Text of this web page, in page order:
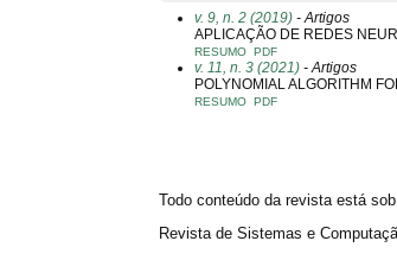
v. 9, n. 2 (2019) - Artigos
APLICAÇÃO DE REDES
RESUMO PDF
v. 11, n. 3 (2021) - Artigos
POLYNOMIAL ALGORITHM
RESUMO PDF
Todo conteúdo da revista está
Revista de Sistemas e